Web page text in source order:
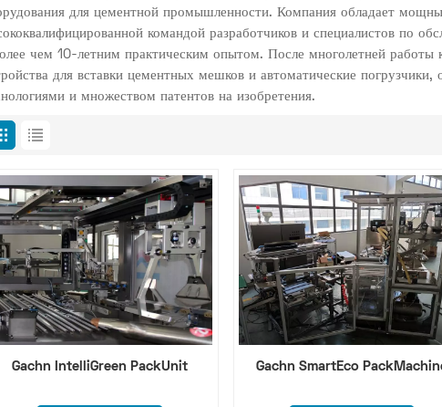
для цементной промышленности. Компания обладает
командой разработчиков и специалистов по
чем 10-летним практическим опытом. После многолетней работы
для вставки цементных мешков и автоматические
и множеством патентов на изобретения.
Gachn IntelliGreen PackUnit Gachn SmartEco